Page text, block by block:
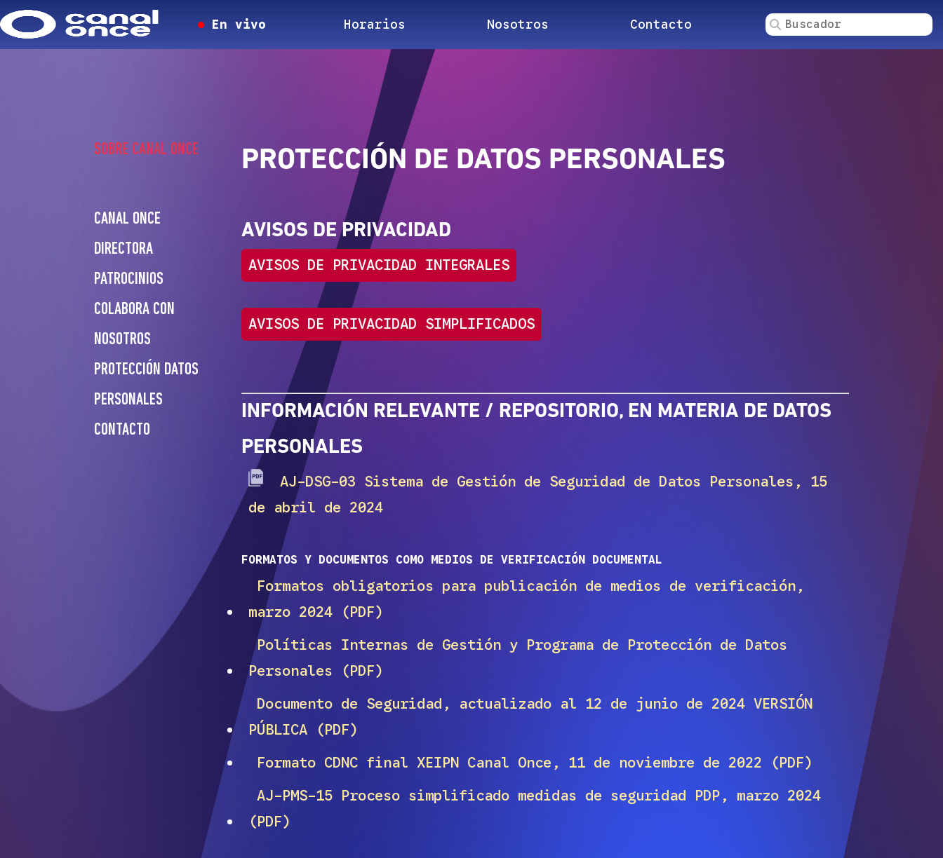
En vivo Horarios Nosotros Contacto
SOBRE CANAL ONCE
CANAL ONCE
DIRECTORA
PATROCINIOS
COLABORA CON
NOSOTROS
PROTECCIÓN DATOS
PERSONALES
CONTACTO
PROTECCIÓN DE DATOS PERSONALES
AVISOS DE PRIVACIDAD
AVISOS DE PRIVACIDAD INTEGRALES
AVISOS DE PRIVACIDAD SIMPLIFICADOS
INFORMACIÓN RELEVANTE / REPOSITORIO, EN MATERIA DE DATOS
PERSONALES
AJ-DSG-03 Sistema de Gestión de Seguridad de Datos Personales, 15
de abril de 2024
FORMATOS Y DOCUMENTOS COMO MEDIOS DE VERIFICACIÓN DOCUMENTAL
Formatos obligatorios para publicación de medios de verificación,
marzo 2024 (PDF)
Políticas Internas de Gestión y Programa de Protección de Datos
Personales (PDF)
Documento de Seguridad, actualizado al 12 de junio de 2024 VERSIÓN
PÚBLICA (PDF)
Formato CDNC final XEIPN Canal Once, 11 de noviembre de 2022 (PDF)
AJ-PMS-15 Proceso simplificado medidas de seguridad PDP, marzo 2024
(PDF)